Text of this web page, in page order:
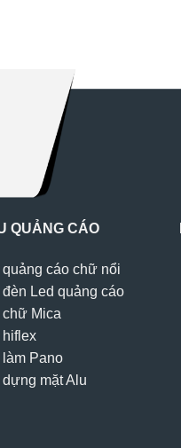
QUẢNG CÁO
quảng cáo chữ nổi
Led quảng cáo
chữ Mica
hiflex
Pano
mặt Alu